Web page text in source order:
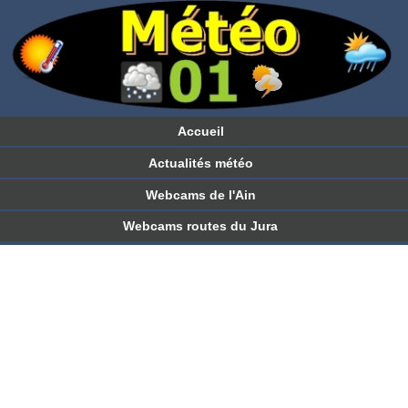
Accueil
Actualités météo
Webcams de l'Ain
Webcams routes du Jura